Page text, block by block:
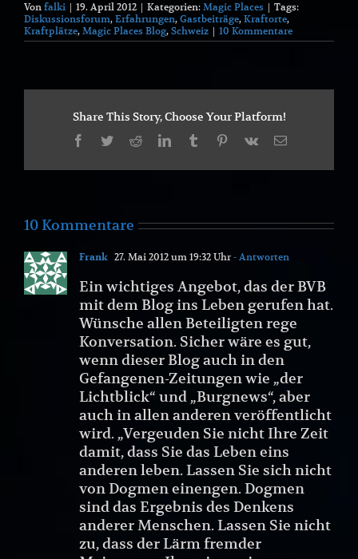
Von falki | 19. April 2012 | Kategorien: Magic Places | Tags:
Diskussionsforum, Erfahrungen, Gastbeiträge, Kraftorte,
Kraftplätze, Magic Places Blog, Schweiz | 10 Kommentare
Share This Story, Choose Your Platform!
Facebook
TwitterRedditLinkedInTumblrPinterest
Vk
E-
10 Kommentare
Frank 27. Mai 2012 um 19:32 Uhr- Antworten
Ein wichtiges Angebot, das der BVB
mit dem Blog ins Leben gerufen hat.
Wünsche allen Beteiligten rege
Konversation. Sicher wäre es gut,
wenn dieser Blog auch in den
Gefangenen-Zeitungen wie „der
Lichtblick“ und „Burgnews“, aber
auch in allen anderen veröffentlicht
wird. „Vergeuden Sie nicht Ihre Zeit
damit, dass Sie das Leben eins
anderen leben. Lassen Sie sich nicht
von Dogmen einengen. Dogmen
sind das Ergebnis des Denkens
anderer Menschen. Lassen Sie nicht
zu, dass der Lärm fremder